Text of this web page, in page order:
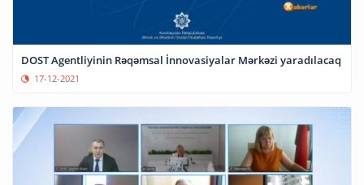
DOST Agentliyinin Rəqəmsal İnnovasiyalar Mərkəzi yaradılacaq
17-12-2021